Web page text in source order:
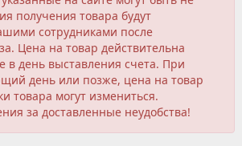
получения товара будут
сотрудниками после
Цена на товар действительна
в день выставления счета. При
день или позже, цена на товар
товара могут измениться.
за доставленные неудобства!